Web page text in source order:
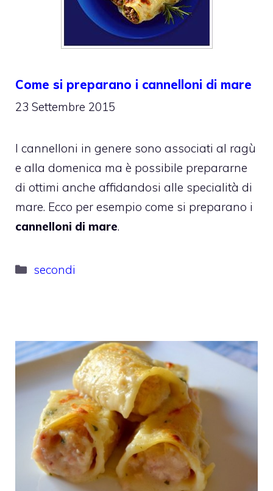
Come si preparano i cannelloni di mare
23 Settembre 2015
I cannelloni in genere sono associati al ragù
e alla domenica ma è possibile prepararne
di ottimi anche affidandosi alle specialità di
mare. Ecco per esempio come si preparano i
cannelloni di mare.
Categorie
secondi